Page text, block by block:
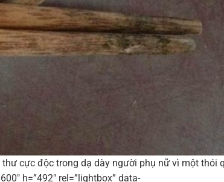
cực độc trong dạ dày người phụ nữ vì một thói
h=”492″ rel=”lightbox” data-